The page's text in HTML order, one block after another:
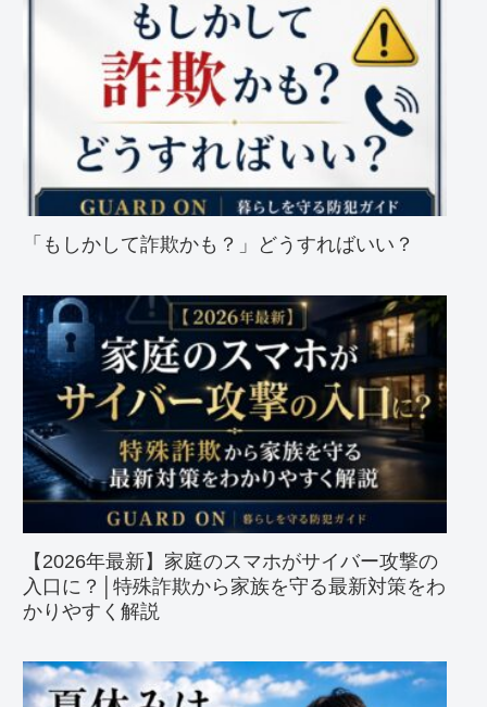
「もしかして詐欺かも？」どうすればいい？
【2026年最新】家庭のスマホがサイバー攻撃の
入口に？│特殊詐欺から家族を守る最新対策をわ
かりやすく解説